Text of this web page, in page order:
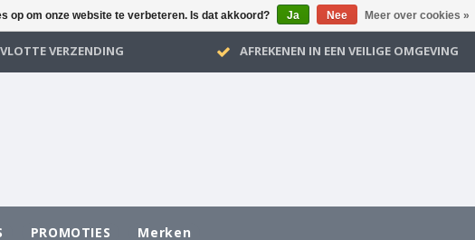
VLOTTE VERZENDING AFREKENEN IN EEN VEILIGE OMGEVING
PROMOTIES Merken
op om onze website te verbeteren. Is dat akkoord? Ja Nee Meer over cookies »